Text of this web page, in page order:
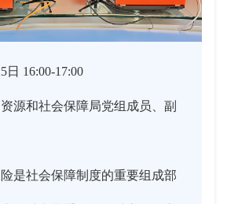
日 16:00-17:00
源和社会保障局党组成员、副
是社会保障制度的重要组成部